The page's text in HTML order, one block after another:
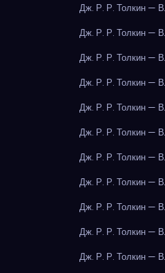
Дж. Р. Р. Толкин —
Дж. Р. Р. Толкин —
Дж. Р. Р. Толкин —
Дж. Р. Р. Толкин —
Дж. Р. Р. Толкин —
Дж. Р. Р. Толкин —
Дж. Р. Р. Толкин —
Дж. Р. Р. Толкин —
Дж. Р. Р. Толкин —
Дж. Р. Р. Толкин —
Дж. Р. Р. Толкин —